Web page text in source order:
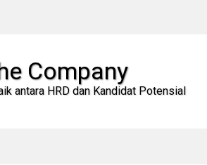
Company
antara HRD dan Kandidat Potensial